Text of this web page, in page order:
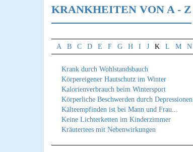
KRANKHEITEN VON A - Z
A B C D E F G H I J K L M N
Krank durch Wohlstandsbauch
Körpereigener Hautschutz im Winter
Kalorienverbrauch beim Wintersport
Körperliche Beschwerden durch Depressionen
Kälteempfinden ist bei Mann und Frau...
Keine Lichterketten im Kinderzimmer
Kräutertees mit Nebenwirkungen